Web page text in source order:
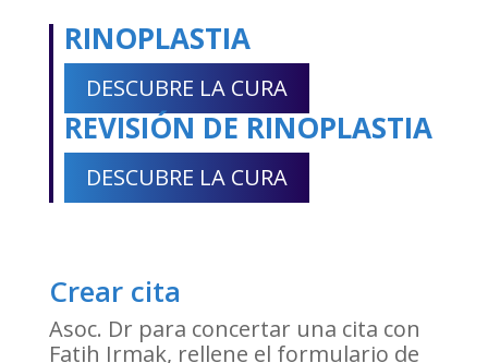
RINOPLASTIA
DESCUBRE LA CURA
REVISIÓN DE RINOPLASTIA
DESCUBRE LA CURA
Crear cita
Asoc. Dr para concertar una cita con
Fatih Irmak, rellene el formulario de